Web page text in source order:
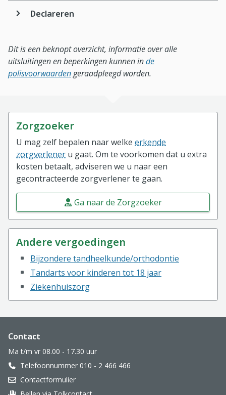
Declareren
Dit is een beknopt overzicht, informatie over alle
uitsluitingen en beperkingen kunnen inde
polisvoorwaardengeraadpleegd worden.
Zorgzoeker
U mag zelf bepalen naar welke erkende
zorgverlener u gaat. Om te voorkomen dat u extra
kosten betaalt, adviseren we u naar een
gecontracteerde zorgverlener te gaan.
Ga naar de Zorgzoeker
Andere vergoedingen
Bijzondere tandheelkunde/orthodontie
Tandarts voor kinderen tot 18 jaar
Ziekenhuiszorg
Website footer
Contact
Ma t/m vr 08.00 - 17.30 uur
Telefoonnummer 010 - 2 466 466
Contactformulier